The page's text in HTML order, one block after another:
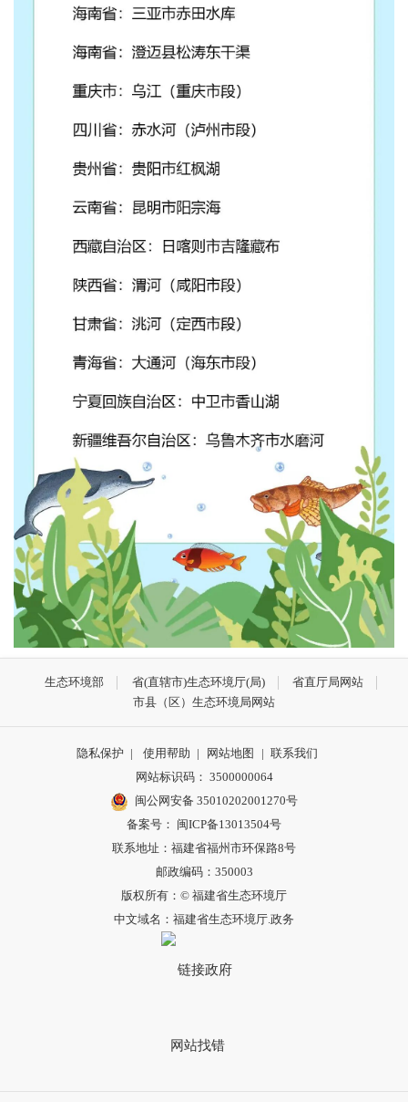
生态环境部 省(直辖市)生态环境厅(局)
省直厅局网站
市县（区）生态环境局网站
隐私保护 | 使用帮助 | 网站地图 | 联系我们
网站标识码： 3500000064
闽公网安备 35010202001270号
备案号： 闽ICP备13013504号
联系地址：福建省福州市环保路8号
邮政编码：350003
版权所有：© 福建省生态环境厅
中文域名：福建省生态环境厅.政务